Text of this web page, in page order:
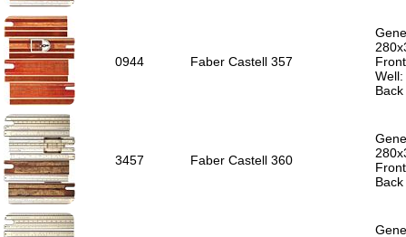
0944 Faber Castell 357
3457 Faber Castell 360